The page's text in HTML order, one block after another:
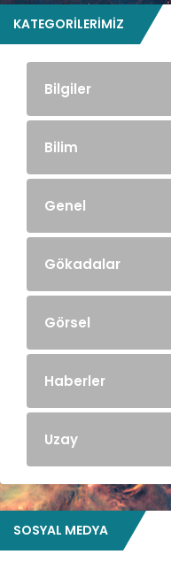
KATEGORILERIMIZ
Bilgiler
Bilim
Genel
Gökadalar
Görsel
Haberler
Uzay
SOSYAL MEDYA